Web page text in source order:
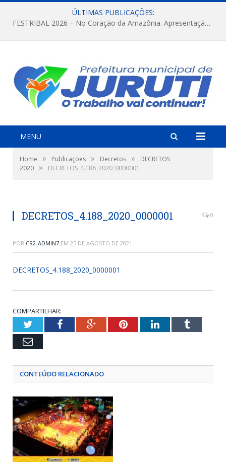
ÚLTIMAS PUBLICAÇÕES:
FESTRIBAL 2026 – No Coração da Amazônia. Apresentação da Munduruku.
MENU
Home » Publicações » Decretos »
DECRETOS
2020 » DECRETOS_4.188_2020_0000001
DECRETOS_4.188_2020_0000001 0
POR CR2-ADMIN7 EM 25 DE AGOSTO DE 2021
DECRETOS_4.188_2020_0000001
COMPARTILHAR:
TwitterFacebookGoogle+PinterestLinkedInTumblr
Email
CONTEÚDO RELACIONADO